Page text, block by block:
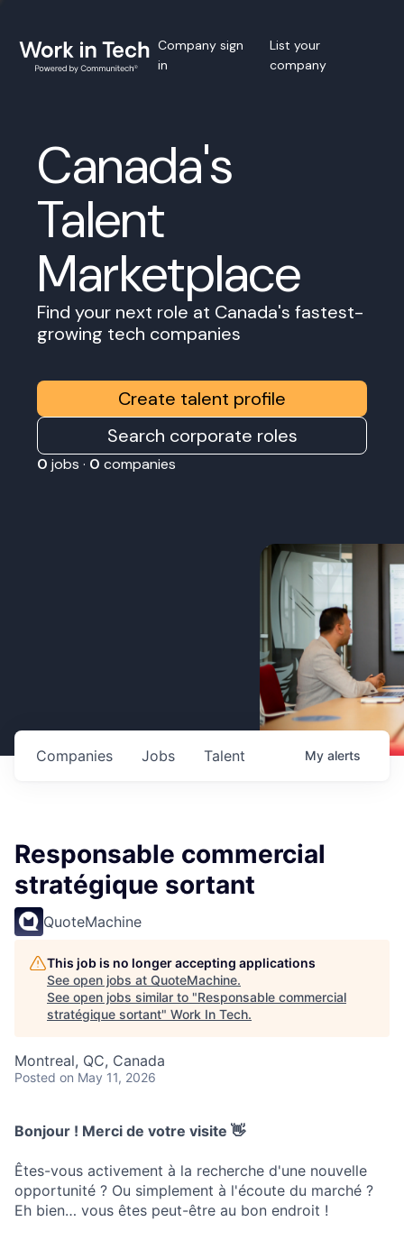
Company sign
in
List your
company
Canada's
Talent
Marketplace
Find your next role at Canada's fastest-
growing tech companies
Create talent profile
Search corporate roles
0 jobs · 0 companies
Jobs
Companies Talent My alerts
Responsable commercial
stratégique sortant
QuoteMachine
This job is no longer accepting applications
See open jobs at QuoteMachine.
See open jobs similar to "Responsable commercial
stratégique sortant" Work In Tech.
Montreal, QC, Canada
Posted on May 11, 2026
Bonjour ! Merci de votre visite 👋
Êtes-vous activement à la recherche d'une nouvelle
opportunité ? Ou simplement à l'écoute du marché ?
Eh bien… vous êtes peut-être au bon endroit !